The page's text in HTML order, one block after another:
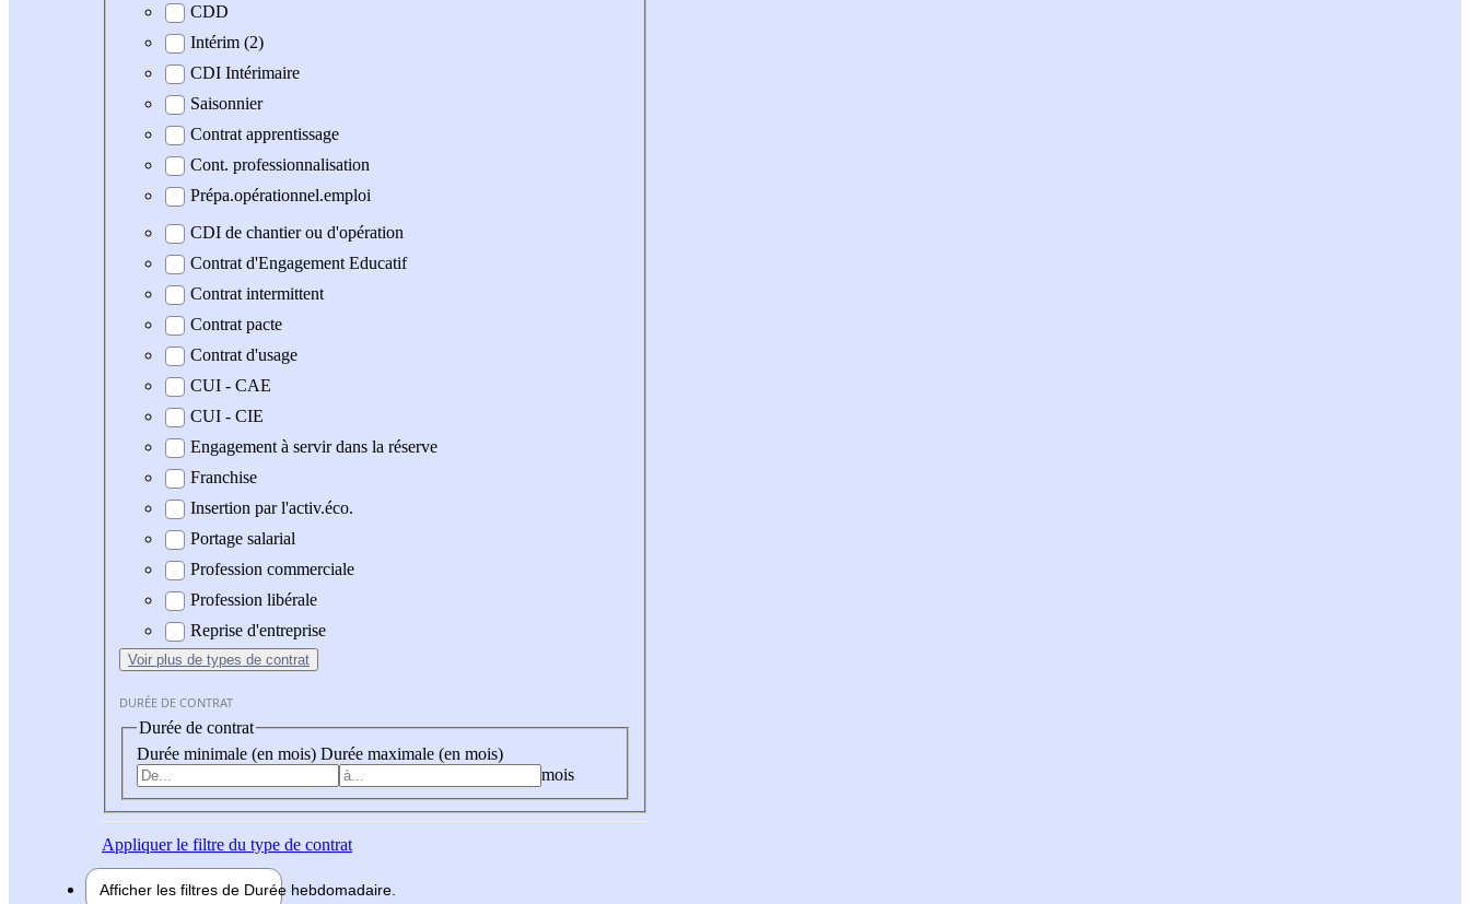
CDD
Intérim (2)
CDI Intérimaire
Saisonnier
Contrat apprentissage
Cont. professionnalisation
Prépa.opérationnel.emploi
CDI de chantier ou d'opération
Contrat d'Engagement Educatif
Contrat intermittent
Contrat pacte
Contrat d'usage
CUI - CAE
CUI - CIE
Engagement à servir dans la réserve
Franchise
Insertion par l'activ.éco.
Portage salarial
Profession commerciale
Profession libérale
Reprise d'entreprise
Voir plus de types de contrat
DURÉE DE CONTRAT
Durée de contrat
Durée minimale (en mois) Durée maximale (en mois)
mois
Appliquerle filtre du type de contrat
Afficher les filtres de Durée hebdomadaire